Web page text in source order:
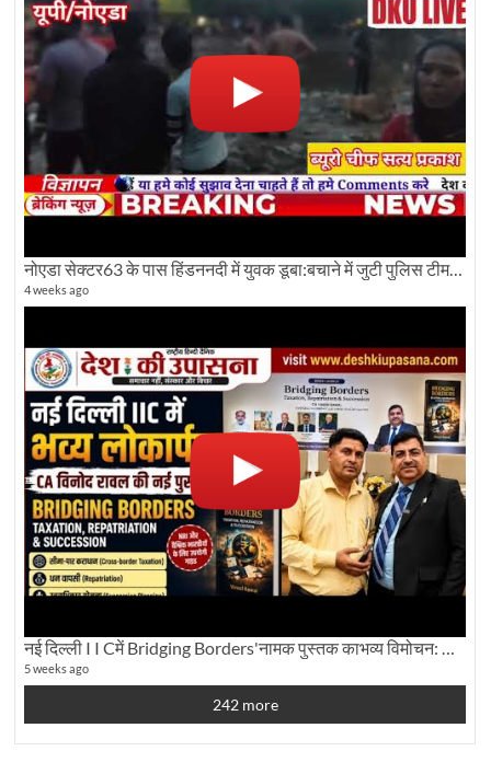
नोएडा सेक्टर63 के पास हिंडननदी में युवक डूबा:बचाने में जुटी पुलिस टीम: देखिए पूरी ग्राउंड रिपोर्टिंग
4 weeks ago
5 weeks ago
242 more